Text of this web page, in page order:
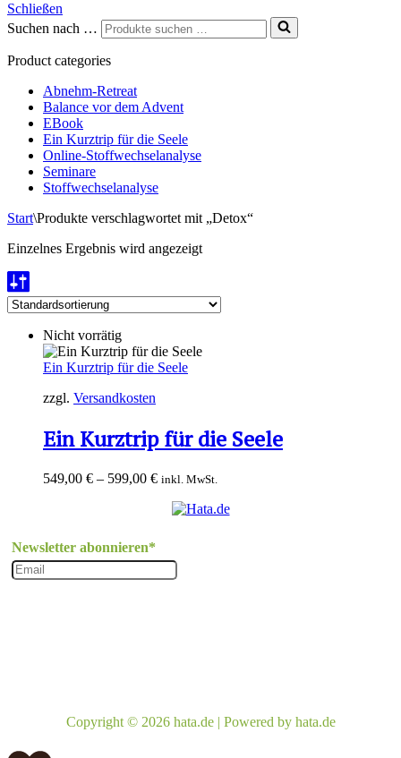
Schließen
Suchen nach …
Product categories
Abnehm-Retreat
Balance vor dem Advent
EBook
Ein Kurztrip für die Seele
Online-Stoffwechselanalyse
Seminare
Stoffwechselanalyse
Start\Produkte verschlagwortet mit „Detox“
Einzelnes Ergebnis wird angezeigt
Nicht vorrätig
Ein Kurztrip für die Seele
zzgl. Versandkosten
Ein Kurztrip für die Seele
549,00 € – 599,00 € inkl. MwSt.
Newsletter abonnieren*
Copyright © 2026 hata.de | Powered by hata.de